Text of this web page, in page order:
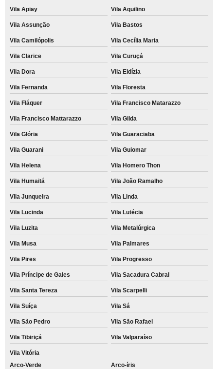
Vila Apiay Vila Aquilino
Vila Assunção Vila Bastos
Vila Camilópolis Vila Cecília Maria
Vila Clarice Vila Curuçá
Vila Dora Vila Eldízia
Vila Fernanda Vila Floresta
Vila Fláquer Vila Francisco Matarazzo
Vila Francisco Mattarazzo Vila Gilda
Vila Glória Vila Guaraciaba
Vila Guarani Vila Guiomar
Vila Helena Vila Homero Thon
Vila Humaitá Vila João Ramalho
Vila Junqueira Vila Linda
Vila Lucinda Vila Lutécia
Vila Luzita Vila Metalúrgica
Vila Musa Vila Palmares
Vila Pires Vila Progresso
Vila Príncipe de Gales Vila Sacadura Cabral
Vila Santa Tereza Vila Scarpelli
Vila Suíça Vila Sá
Vila São Pedro Vila São Rafael
Vila Tibiriçá Vila Valparaíso
Vila Vitória
Arco-Verde
Arco-íris